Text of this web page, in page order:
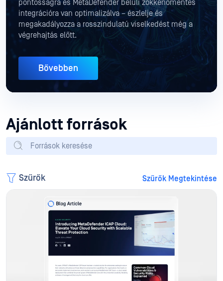
pontosságra és MetaDefender belüli zökkenőmentes
integrációra van optimalizálva – észlelje és
megakadályozza a rosszindulatú viselkedést még a
végrehajtás előtt.
Bővebben
Ajánlott források
Szűrők Szűrők Megtekintése